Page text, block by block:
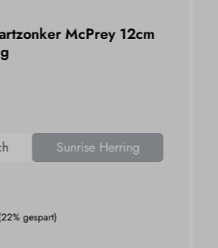
McPrey 12cm
Sunrise Herring
gespart)